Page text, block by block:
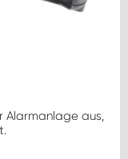
Alarmanlage aus,